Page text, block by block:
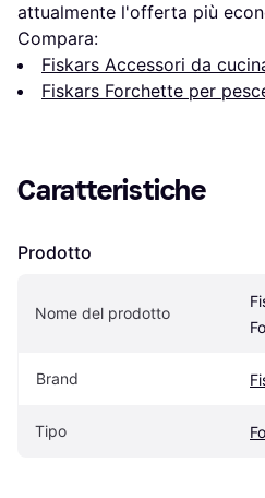
attualmente l'offerta più
Compara:
Fiskars Accessori da
Fiskars Forchette per
Caratteristiche
Prodotto
Nome del prodotto
Brand
Tipo